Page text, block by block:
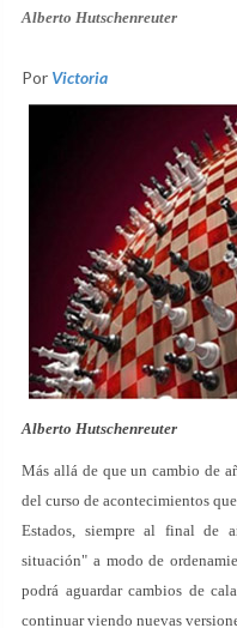
Alberto Hutschenreuter
Por Victoria
Alberto Hutschenreuter
Más allá de que un cambio de
del curso de acontecimientos
Estados, siempre al final de
situación" a modo de
podrá aguardar cambios de
continuar viendo nuevas